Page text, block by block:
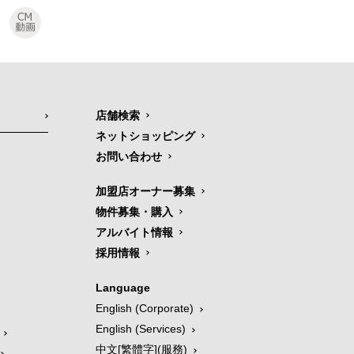
店舗検索
ネットショッピング
お問い合わせ
加盟店オーナー募集
物件募集・購入
アルバイト情報
採用情報
Language
English (Corporate)
English (Services)
中文[繁體字](服務)